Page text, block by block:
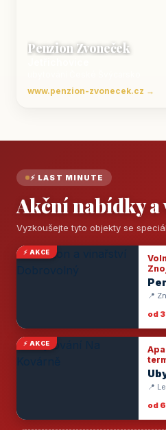
Penzion Zvoneček
www.penzion-zvonecek.cz →
⚡ LAST MINUTE
Akční nabídky
Vyzkoušejte tyto objekty se
⚡ AKCE
📍
od
⚡ AKCE
📍
od